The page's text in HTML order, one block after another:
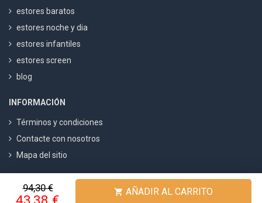
94,30 €  AÑADIR AL CARRITO
estores baratos
estores noche y dia
estores infantiles
estores screen
blog
INFORMACIÓN
Términos y condiciones
Contacte con nosotros
Mapa del sitio
Fabricadestores / 5 calculado sobre1500Opiniones